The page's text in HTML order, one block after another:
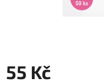
55 Kč